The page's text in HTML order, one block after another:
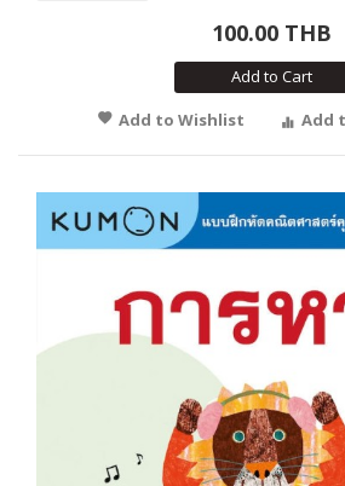
100.00 THB
Add to Cart
Add to Wishlist
Add